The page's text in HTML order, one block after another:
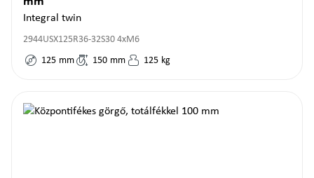
Integral twin
2944USX125R36-32S30 4xM6
125 mm 150 mm 125 kg